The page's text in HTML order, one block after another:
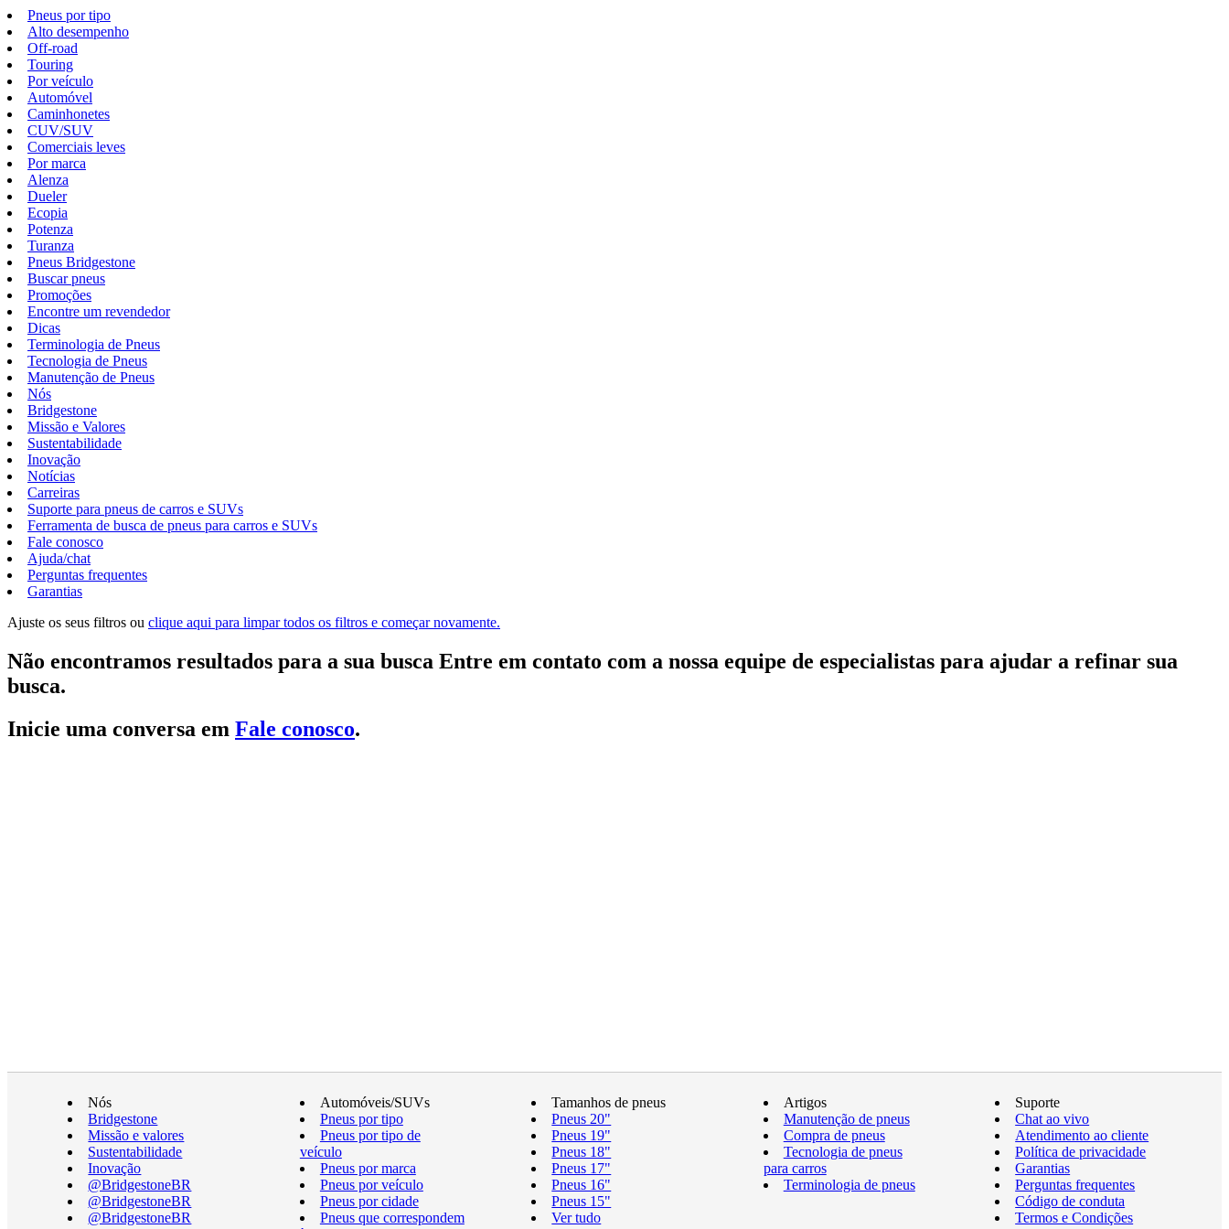
Pneus por tipo
Alto desempenho
Off-road
Touring
Por veículo
Automóvel
Caminhonetes
CUV/SUV
Comerciais leves
Por marca
Alenza
Dueler
Ecopia
Potenza
Turanza
Pneus Bridgestone
Buscar pneus
Promoções
Encontre um revendedor
Dicas
Terminologia de Pneus
Tecnologia de Pneus
Manutenção de Pneus
Nós
Bridgestone
Missão e Valores
Sustentabilidade
Inovação
Notícias
Carreiras
Suporte para pneus de carros e SUVs
Ferramenta de busca de pneus para carros e SUVs
Fale conosco
Ajuda/chat
Perguntas frequentes
Garantias
Ajuste os seus filtros ou clique aqui para limpar todos os filtros e começar novamente.
Não encontramos resultados para a sua busca Entre em contato com a nossa equipe de especialistas para ajudar a refinar sua
busca.
Inicie uma conversa em Fale conosco.
Nós
Bridgestone
Missão e valores
Sustentabilidade
Inovação
@BridgestoneBR
@BridgestoneBR
@BridgestoneBR
Automóveis/SUVs
Pneus por tipo
Pneus por tipo de
veículo
Pneus por marca
Pneus por veículo
Pneus por cidade
Pneus que correspondem
Tamanhos de pneus
Pneus 20"
Pneus 19"
Pneus 18"
Pneus 17"
Pneus 16"
Pneus 15"
Ver tudo
Artigos
Manutenção de pneus
Compra de pneus
Tecnologia de pneus
para carros
Terminologia de pneus
Suporte
Chat ao vivo
Atendimento ao cliente
Política de privacidade
Garantias
Perguntas frequentes
Código de conduta
Termos e Condições